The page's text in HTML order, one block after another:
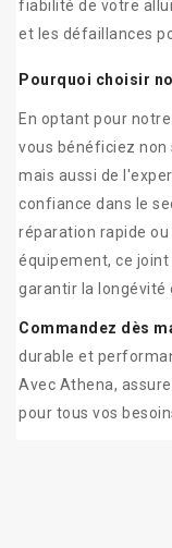
fiabilité de votre
et les défaillances
Pourquoi choisir
En optant pour
vous bénéficiez
mais aussi de
confiance dans le
réparation rapide
équipement, ce
garantir la longévité
Commandez dès
durable et
Avec Athena,
pour tous vos